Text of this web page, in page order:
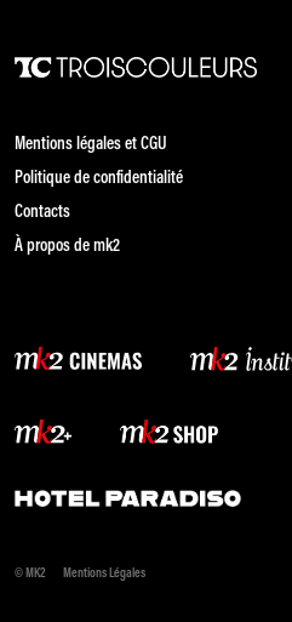
Mentions légales et CGU
Politique de confidentialité
Contacts
À propos de mk2
© MK2 Mentions Légales